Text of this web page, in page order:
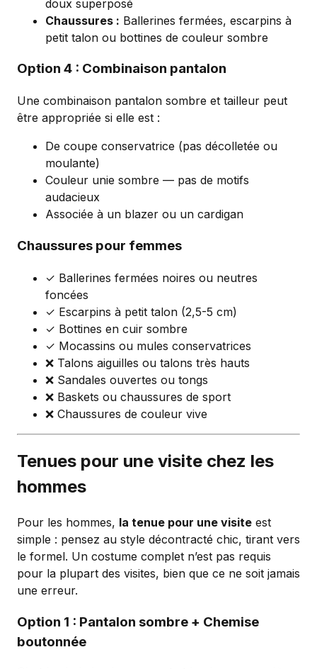
doux superposé
Chaussures : Ballerines fermées, escarpins à
petit talon ou bottines de couleur sombre
Option 4 : Combinaison pantalon
Une combinaison pantalon sombre et tailleur peut
être appropriée si elle est :
De coupe conservatrice (pas décolletée ou
moulante)
Couleur unie sombre — pas de motifs
audacieux
Associée à un blazer ou un cardigan
Chaussures pour femmes
✓ Ballerines fermées noires ou neutres
foncées
✓ Escarpins à petit talon (2,5-5 cm)
✓ Bottines en cuir sombre
✓ Mocassins ou mules conservatrices
❌ Talons aiguilles ou talons très hauts
❌ Sandales ouvertes ou tongs
❌ Baskets ou chaussures de sport
❌ Chaussures de couleur vive
Tenues pour une visite chez les
hommes
Pour les hommes, la tenue pour une visite est
simple : pensez au style décontracté chic, tirant vers
le formel. Un costume complet n’est pas requis
pour la plupart des visites, bien que ce ne soit jamais
une erreur.
Option 1 : Pantalon sombre + Chemise
boutonnée